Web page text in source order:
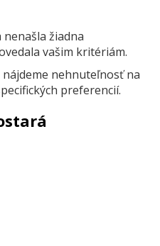
žiadna
vašim kritériám.
nehnuteľnosť na
preferencií.